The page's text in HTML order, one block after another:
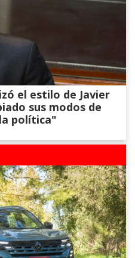
el estilo de Javier
sus modos de
política"